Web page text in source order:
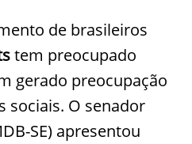
de brasileiros
tem preocupado
gerado preocupação
sociais. O senador
SE) apresentou